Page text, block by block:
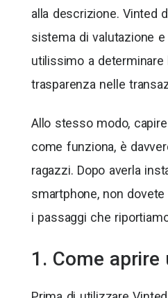
alla descrizione. Vinted
sistema di valutazione
utilissimo a determinare
trasparenza nelle
Allo stesso modo, capire
come funziona, è
ragazzi. Dopo averla
smartphone, non
i passaggi che
1. Come